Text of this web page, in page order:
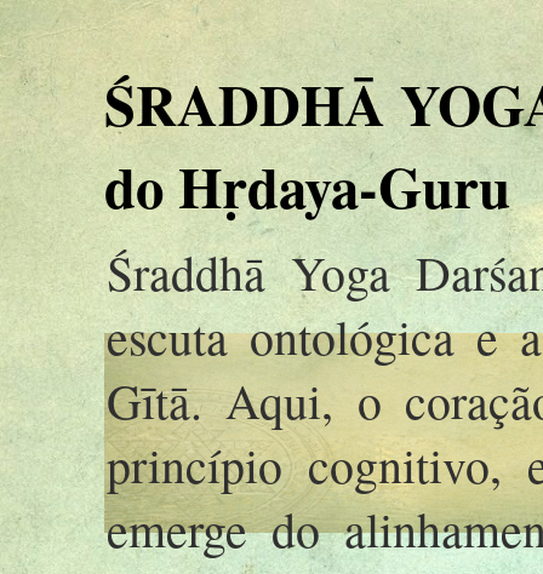
ŚRADDHĀ
do Hṛdaya-Guru
Śraddhā Yoga
escuta ontológica e
Gītā. Aqui, o
princípio cognitivo,
emerge do